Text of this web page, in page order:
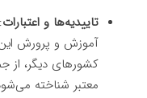
تاییدیه‌ها و اعتبارات
آموزش و پرورش
کشورهای دیگر، از
معتبر شناخته